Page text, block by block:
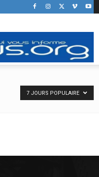
7 JOURS POPULAIRE